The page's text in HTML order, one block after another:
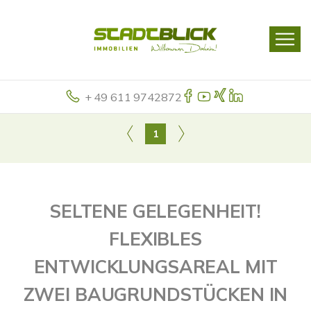
+ 49 611 9742872
1
SELTENE GELEGENHEIT!
FLEXIBLES
ENTWICKLUNGSAREAL MIT
ZWEI BAUGRUNDSTÜCKEN IN